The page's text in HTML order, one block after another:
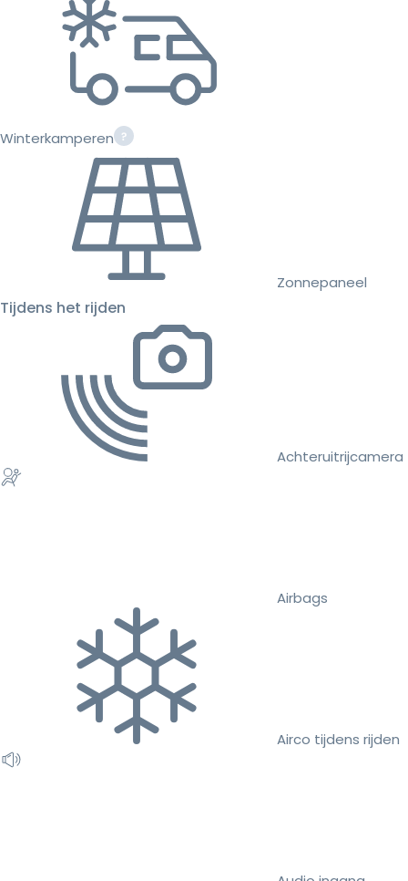
Winterkamperen
Zonnepaneel
Tijdens het rijden
Achteruitrijcamera
Airbags
Airco tijdens rijden